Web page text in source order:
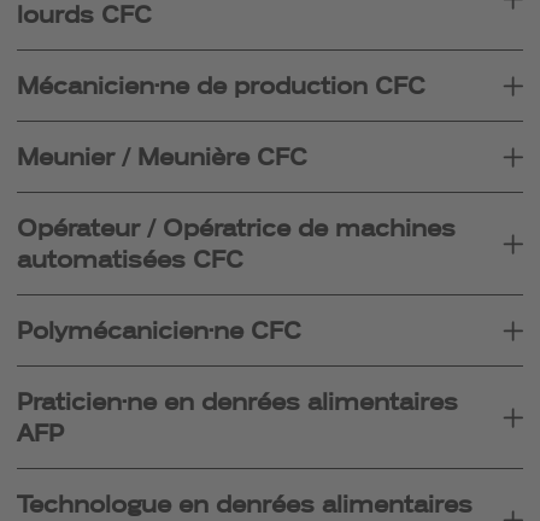
lourds CFC
Mécanicien·ne de production CFC
Meunier / Meunière CFC
Opérateur / Opératrice de machines
automatisées CFC
Polymécanicien·ne CFC
Praticien·ne en denrées alimentaires
AFP
Technologue en denrées alimentaires